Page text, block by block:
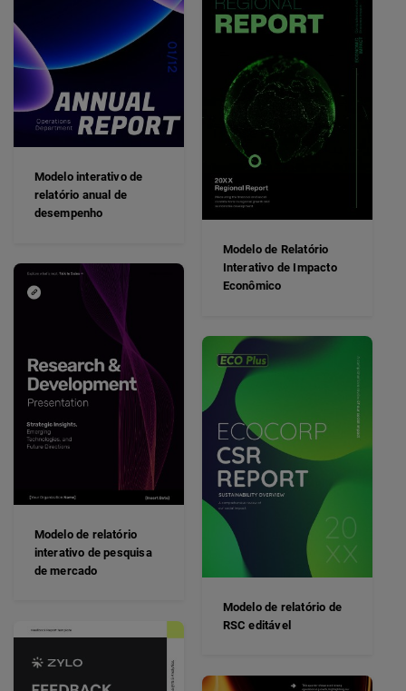
Modelo interativo de
relatório anual de
desempenho
Modelo de Relatório
Interativo de Impacto
Econômico
Modelo de relatório
interativo de pesquisa
de mercado
Modelo de relatório de
RSC editável